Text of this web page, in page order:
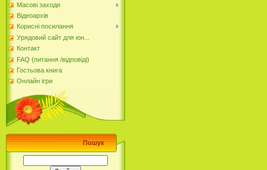
Масові заходи
Відеоархів
Корисні посилання
Урядовий сайт для юн...
Контакт
FAQ (питання /відповіді)
Гостьова книга
Онлайн ігри
Пошук